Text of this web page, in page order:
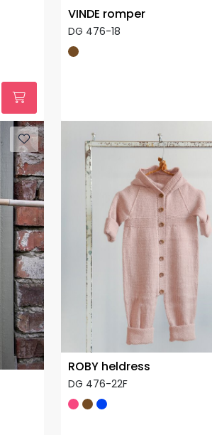
VINDE romper
DG 476-18
ROBY heldress
DG 476-22F